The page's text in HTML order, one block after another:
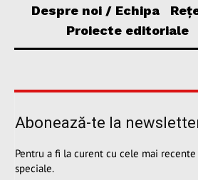
Despre noi / Echipa
Proiecte editoriale
Abonează-te la
Pentru a fi la curent cu cele mai
speciale.